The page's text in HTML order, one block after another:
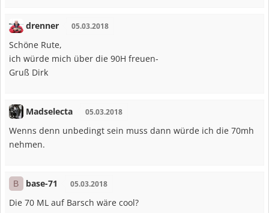
drenner 05.03.2018
Schöne Rute,
ich würde mich über die 90H freuen-
Gruß Dirk
Madselecta 05.03.2018
Wenns denn unbedingt sein muss dann würde ich die 70mh
nehmen.
B base-71 05.03.2018
Die 70 ML auf Barsch wäre cool?